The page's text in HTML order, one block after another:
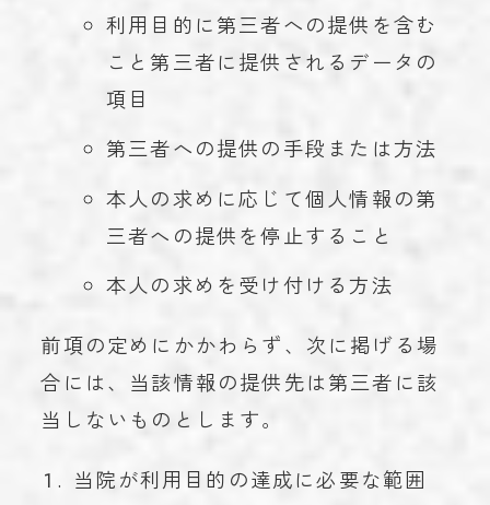
利用目的に第三者への提供を含む
こと第三者に提供されるデータの
項目
第三者への提供の手段または方法
本人の求めに応じて個人情報の第
三者への提供を停止すること
本人の求めを受け付ける方法
前項の定めにかかわらず、次に掲げる場
合には、当該情報の提供先は第三者に該
当しないものとします。
当院が利用目的の達成に必要な範囲